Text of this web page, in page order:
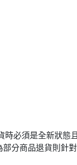
時必須是全新狀態
分商品退貨則針